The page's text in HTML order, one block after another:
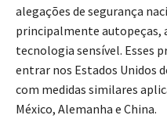
alegações de segurança
principalmente autopeças,
tecnologia sensível. Esses
entrar nos Estados Unidos
com medidas similares
México, Alemanha e China.